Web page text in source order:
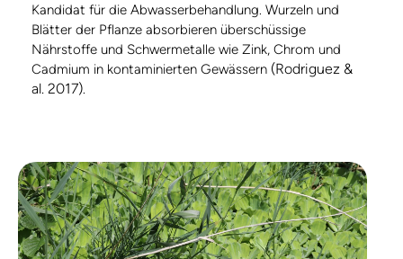
Kandidat für die Abwasserbehandlung. Wurzeln und
Blätter der Pflanze absorbieren überschüssige
Nährstoffe und Schwermetalle wie Zink, Chrom und
Cadmium in kontaminierten Gewässern (Rodriguez &
al. 2017).